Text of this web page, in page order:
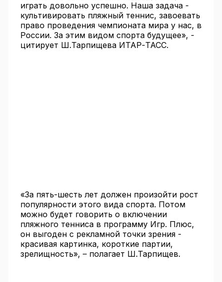
играть довольно успешно. Наша задача -
культивировать пляжный теннис, завоевать
право проведения чемпионата мира у нас, в
России. За этим видом спорта будущее», -
цитирует Ш.Тарпищева ИТАР-ТАСС.
«За пять-шесть лет должен произойти рост
популярности этого вида спорта. Потом
можно будет говорить о включении
пляжного тенниса в программу Игр. Плюс,
он выгоден с рекламной точки зрения -
красивая картинка, короткие партии,
зрелищность», – полагает Ш.Тарпищев.